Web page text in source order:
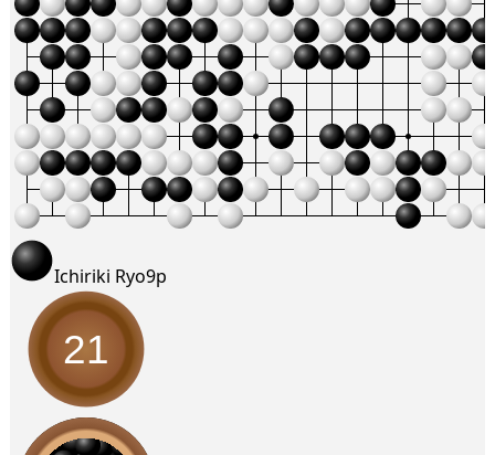
Ichiriki Ryo9p
21